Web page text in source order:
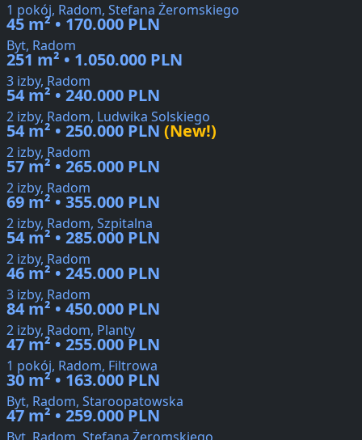
1 pokój, Radom, Stefana Żeromskiego
45 m² • 170.000 PLN
Byt, Radom
251 m² • 1.050.000 PLN
3 izby, Radom
54 m² • 240.000 PLN
2 izby, Radom, Ludwika Solskiego
54 m² • 250.000 PLN (New!)
2 izby, Radom
57 m² • 265.000 PLN
2 izby, Radom
69 m² • 355.000 PLN
2 izby, Radom, Szpitalna
54 m² • 285.000 PLN
2 izby, Radom
46 m² • 245.000 PLN
3 izby, Radom
84 m² • 450.000 PLN
2 izby, Radom, Planty
47 m² • 255.000 PLN
1 pokój, Radom, Filtrowa
30 m² • 163.000 PLN
Byt, Radom, Staroopatowska
47 m² • 259.000 PLN